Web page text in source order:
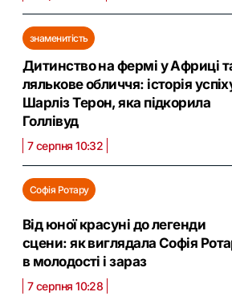
знаменитість
Дитинство на фермі у Африці
лялькове обличчя: історія
Шарліз Терон, яка підкорила
Голлівуд
7 серпня 10:32
Софія Ротару
Від юної красуні до легенди
сцени: як виглядала Софія
в молодості і зараз
7 серпня 10:28